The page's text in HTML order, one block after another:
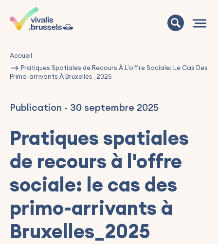
Accueil
Pratiques Spatiales de Recours À L'offre Sociale: Le Cas Des
Primo-arrivants À Bruxelles_2025
Publication - 30 septembre 2025
Pratiques spatiales
de recours à l'offre
sociale: le cas des
primo-arrivants à
Bruxelles_2025